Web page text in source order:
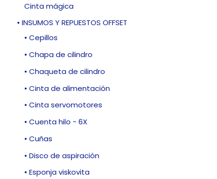
Cinta mágica
• INSUMOS Y REPUESTOS OFFSET
• Cepillos
• Chapa de cilindro
• Chaqueta de cilindro
• Cinta de alimentación
• Cinta servomotores
• Cuenta hilo - 6X
• Cuñas
• Disco de aspiración
• Esponja viskovita